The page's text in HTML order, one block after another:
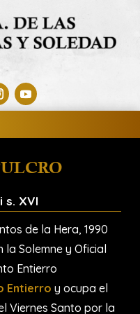
s. XVI
de la Hera, 1990
la Solemne y Oficial
Entierro
Entierro y ocupa el
Viernes Santo por la